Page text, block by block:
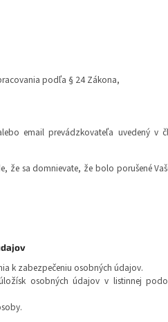
podľa § 24 Zákona,
email prevádzkovateľa uvedený v
že sa domnievate, že bolo porušené
k zabezpečeniu osobných údajov.
osobných údajov v listinnej